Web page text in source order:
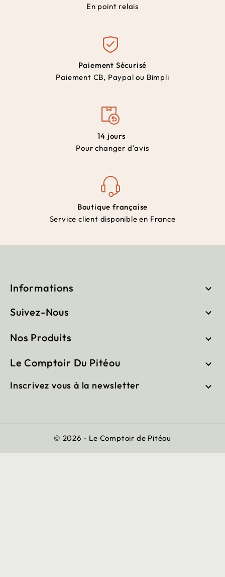
En point relais
Paiement Sécurisé
Paiement CB, Paypal ou Bimpli
14 jours
Pour changer d'avis
Boutique française
Service client disponible en France
Informations 
Suivez-Nous 
Nos Produits 
Le Comptoir Du Pitéou 
Inscrivez vous à la newsletter 
© 2026 - Le Comptoir de Pitéou